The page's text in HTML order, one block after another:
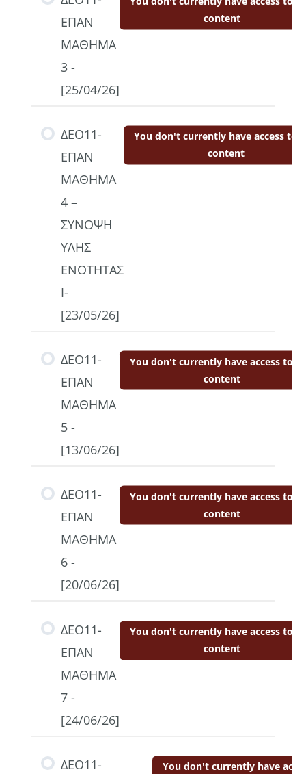
ΕΠΑΝ
ΜΑΘΗΜΑ
3 -
[25/04/26]
content
ΔΕΟ11-
ΕΠΑΝ
ΜΑΘΗΜΑ
4 –
ΣΥΝΟΨΗ
ΥΛΗΣ
ΕΝΟΤΗΤΑΣ
Ι-
[23/05/26]
You don't currently have access to
content
ΔΕΟ11-
ΕΠΑΝ
ΜΑΘΗΜΑ
5 -
[13/06/26]
You don't currently have access to
content
ΔΕΟ11-
ΕΠΑΝ
ΜΑΘΗΜΑ
6 -
[20/06/26]
You don't currently have access to
content
ΔΕΟ11-
ΕΠΑΝ
ΜΑΘΗΜΑ
7 -
[24/06/26]
You don't currently have access to
content
ΔΕΟ11-
You don't currently have